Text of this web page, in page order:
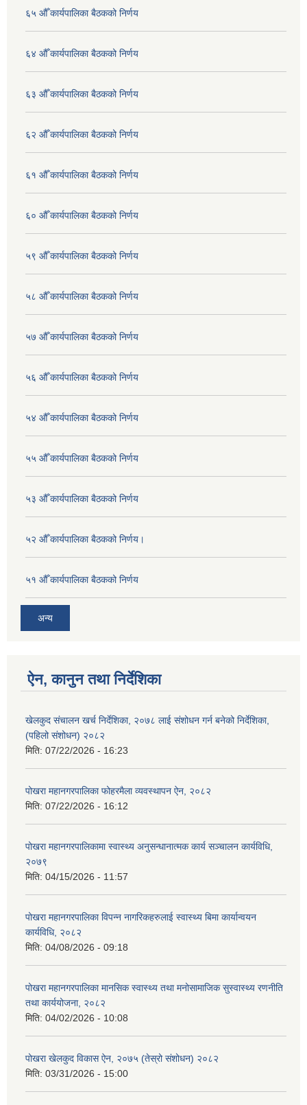
६५ औँ कार्यपालिका बैठकको निर्णय
६४ औँ कार्यपालिका बैठकको निर्णय
६३ औँ कार्यपालिका बैठकको निर्णय
६२ औँ कार्यपालिका बैठकको निर्णय
६१ औँ कार्यपालिका बैठकको निर्णय
६० औँ कार्यपालिका बैठकको निर्णय
५९ औँ कार्यपालिका बैठकको निर्णय
५८ औँ कार्यपालिका बैठकको निर्णय
५७ औँ कार्यपालिका बैठकको निर्णय
५६ औँ कार्यपालिका बैठकको निर्णय
५४ औँ कार्यपालिका बैठकको निर्णय
५५ औँ कार्यपालिका बैठकको निर्णय
५३ औँ कार्यपालिका बैठकको निर्णय
५२ औँ कार्यपालिका बैठकको निर्णय।
५१ औँ कार्यपालिका बैठकको निर्णय
अन्य
ऐन, कानुन तथा निर्देशिका
खेलकुद संचालन खर्च निर्देशिका, २०७८ लाई संशोधन गर्न बनेको निर्देशिका,
(पहिलो संशोधन) २०८२
मिति: 07/22/2026 - 16:23
पोखरा महानगरपालिका फोहरमैला व्यवस्थापन ऐन, २०८२
मिति: 07/22/2026 - 16:12
पोखरा महानगरपालिकामा स्वास्थ्य अनुसन्धानात्मक कार्य सञ्चालन कार्यविधि,
२०७९
मिति: 04/15/2026 - 11:57
पोखरा महानगरपालिका विपन्न नागरिकहरुलाई स्वास्थ्य बिमा कार्यान्वयन
कार्यविधि, २०८२
मिति: 04/08/2026 - 09:18
पोखरा महानगरपालिका मानसिक स्वास्थ्य तथा मनोसामाजिक सुस्वास्थ्य रणनीति
तथा कार्ययोजना, २०८२
मिति: 04/02/2026 - 10:08
पोखरा खेलकुद विकास ऐन, २०७५ (तेस्रो संशोधन) २०८२
मिति: 03/31/2026 - 15:00